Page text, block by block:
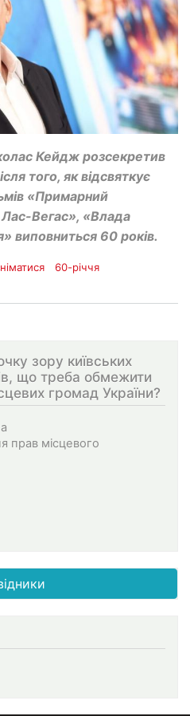
Кейдж розсекретив
того, як відсвяткує
«Примарний
Вегас», «Влада
виповниться 60 років.
60-річчя
зору київських
що треба обмежити
громад України?
прав місцевого